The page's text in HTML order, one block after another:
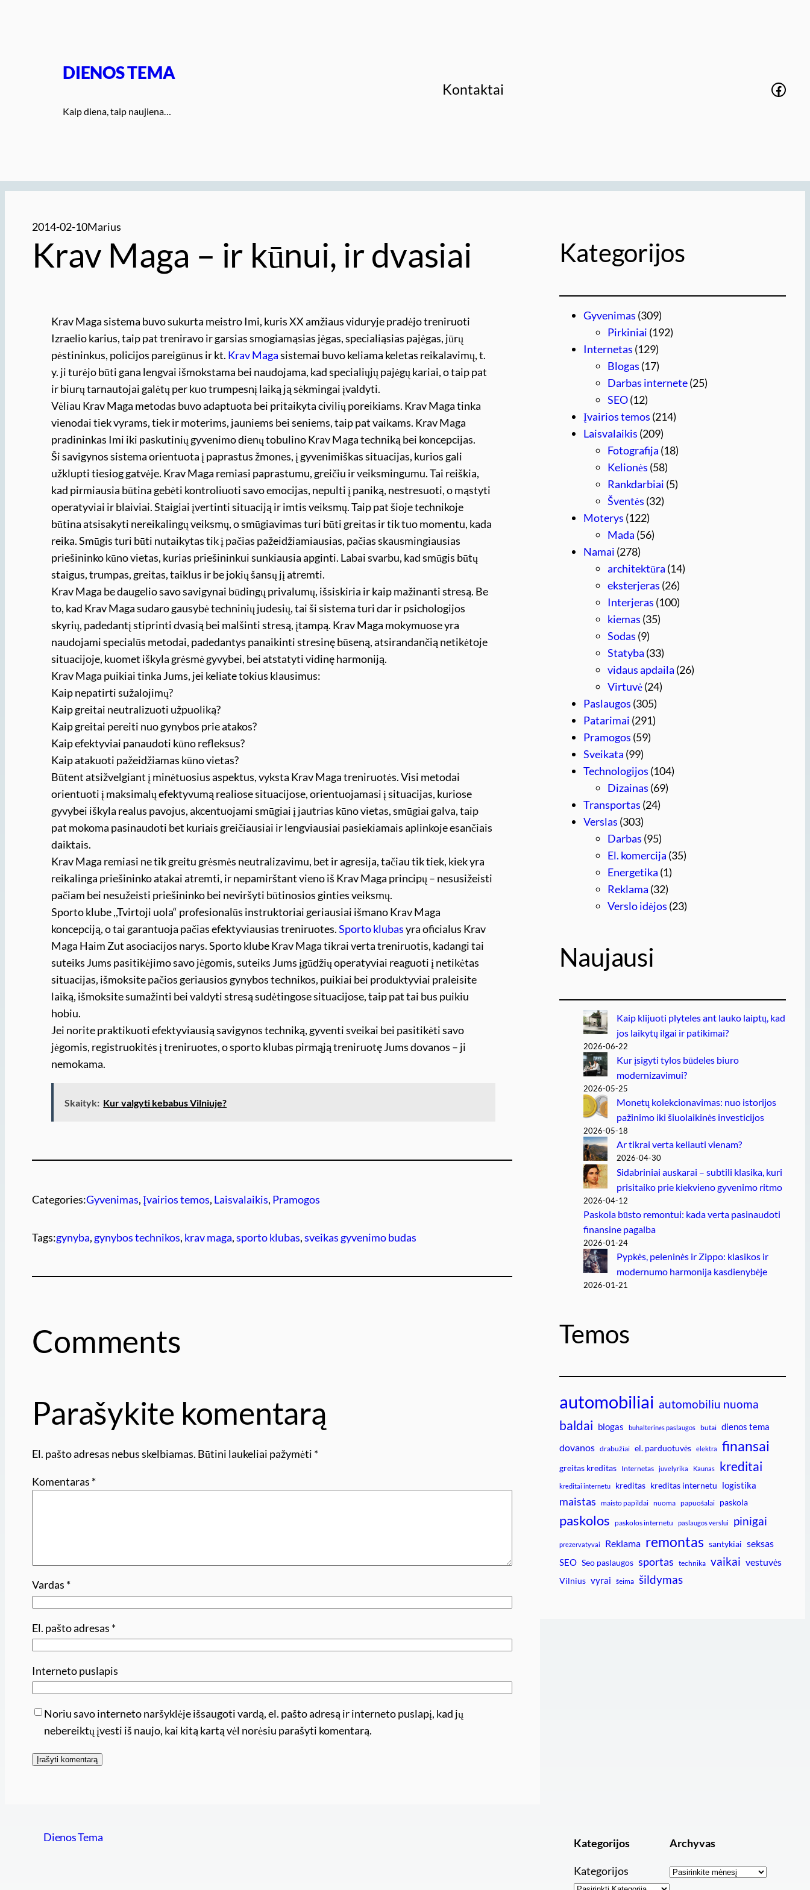
DIENOS TEMA
Kaip diena, taip naujiena…
Kontaktai
2014-02-10Marius
Krav Maga – ir kūnui, ir dvasiai
Krav Maga sistema buvo sukurta meistro Imi, kuris XX amžiaus viduryje pradėjo treniruoti
Izraelio karius, taip pat treniravo ir garsias smogiamąsias jėgas, specialiąsias pajėgas, jūrų
pėstininkus, policijos pareigūnus ir kt. Krav Magasistemai buvo keliama keletas reikalavimų, t.
y. ji turėjo būti gana lengvai išmokstama bei naudojama, kad specialiųjų pajėgų kariai, o taip pat
ir biurų tarnautojai galėtų per kuo trumpesnį laiką ją sėkmingai įvaldyti.
Vėliau Krav Maga metodas buvo adaptuota bei pritaikyta civilių poreikiams. Krav Maga tinka
vienodai tiek vyrams, tiek ir moterims, jauniems bei seniems, taip pat vaikams. Krav Maga
pradininkas Imi iki paskutinių gyvenimo dienų tobulino Krav Maga techniką bei koncepcijas.
Ši savigynos sistema orientuota į paprastus žmones, į gyvenimiškas situacijas, kurios gali
užklupti tiesiog gatvėje. Krav Maga remiasi paprastumu, greičiu ir veiksmingumu. Tai reiškia,
kad pirmiausia būtina gebėti kontroliuoti savo emocijas, nepulti į paniką, nestresuoti, o mąstyti
operatyviai ir blaiviai. Staigiai įvertinti situaciją ir imtis veiksmų. Taip pat šioje technikoje
būtina atsisakyti nereikalingų veiksmų, o smūgiavimas turi būti greitas ir tik tuo momentu, kada
reika. Smūgis turi būti nutaikytas tik į pačias pažeidžiamiausias, pačias skausmingiausias
priešininko kūno vietas, kurias priešininkui sunkiausia apginti. Labai svarbu, kad smūgis būtų
staigus, trumpas, greitas, taiklus ir be jokių šansų jį atremti.
Krav Maga be daugelio savo savigynai būdingų privalumų, išsiskiria ir kaip mažinanti stresą. Be
to, kad Krav Maga sudaro gausybė techninių judesių, tai ši sistema turi dar ir psichologijos
skyrių, padedantį stiprinti dvasią bei malšinti stresą, įtampą. Krav Maga mokymuose yra
naudojami specialūs metodai, padedantys panaikinti stresinę būseną, atsirandančią netikėtoje
situacijoje, kuomet iškyla grėsmė gyvybei, bei atstatyti vidinę harmoniją.
Krav Maga puikiai tinka Jums, jei keliate tokius klausimus:
Kaip nepatirti sužalojimų?
Kaip greitai neutralizuoti užpuoliką?
Kaip greitai pereiti nuo gynybos prie atakos?
Kaip efektyviai panaudoti kūno refleksus?
Kaip atakuoti pažeidžiamas kūno vietas?
Būtent atsižvelgiant į minėtuosius aspektus, vyksta Krav Maga treniruotės. Visi metodai
orientuoti į maksimalų efektyvumą realiose situacijose, orientuojamasi į situacijas, kuriose
gyvybei iškyla realus pavojus, akcentuojami smūgiai į jautrias kūno vietas, smūgiai galva, taip
pat mokoma pasinaudoti bet kuriais greičiausiai ir lengviausiai pasiekiamais aplinkoje esančiais
daiktais.
Krav Maga remiasi ne tik greitu grėsmės neutralizavimu, bet ir agresija, tačiau tik tiek, kiek yra
reikalinga priešininko atakai atremti, ir nepamirštant vieno iš Krav Maga principų – nesusižeisti
pačiam bei nesužeisti priešininko bei neviršyti būtinosios ginties veiksmų.
Sporto klube ,,Tvirtoji uola“ profesionalūs instruktoriai geriausiai išmano Krav Maga
koncepciją, o tai garantuoja pačias efektyviausias treniruotes.Sporto klubasyra oficialus Krav
Maga Haim Zut asociacijos narys. Sporto klube Krav Maga tikrai verta treniruotis, kadangi tai
suteiks Jums pasitikėjimo savo jėgomis, suteiks Jums įgūdžių operatyviai reaguoti į netikėtas
situacijas, išmoksite pačios geriausios gynybos technikos, puikiai bei produktyviai praleisite
laiką, išmoksite sumažinti bei valdyti stresą sudėtingose situacijose, taip pat tai bus puikiu
hobiu.
Jei norite praktikuoti efektyviausią savigynos techniką, gyventi sveikai bei pasitikėti savo
jėgomis, registruokitės į treniruotes, o sporto klubas pirmąją treniruotę Jums dovanos – ji
nemokama.
Skaityk: Kur valgyti kebabus Vilniuje?
Categories:Gyvenimas, Įvairios temos, Laisvalaikis, Pramogos
Tags:gynyba, gynybos technikos, krav maga, sporto klubas, sveikas gyvenimo budas
Comments
Parašykite komentarą
El. pašto adresas nebus skelbiamas. Būtini laukeliai pažymėti *
Komentaras *
Vardas *
El. pašto adresas *
Interneto puslapis
Noriu savo interneto naršyklėje išsaugoti vardą, el. pašto adresą ir interneto puslapį, kad jų
nebereiktų įvesti iš naujo, kai kitą kartą vėl norėsiu parašyti komentarą.
Kategorijos
Gyvenimas (309)
Pirkiniai (192)
Internetas (129)
Blogas (17)
Darbas internete(25)
SEO(12)
Įvairios temos (214)
Laisvalaikis (209)
Fotografija (18)
Kelionės (58)
Rankdarbiai (5)
Šventės (32)
Moterys (122)
Mada (56)
Namai (278)
architektūra (14)
eksterjeras (26)
Interjeras (100)
kiemas (35)
Sodas (9)
Statyba (33)
vidaus apdaila (26)
Virtuvė(24)
Paslaugos (305)
Patarimai (291)
Pramogos (59)
Sveikata (99)
Technologijos (104)
Dizainas (69)
Transportas (24)
Verslas (303)
Darbas (95)
El. komercija (35)
Energetika (1)
Reklama (32)
Verslo idėjos (23)
Naujausi
Kaip klijuoti plyteles ant lauko laiptų, kad
jos laikytų ilgai ir patikimai?
2026-06-22
Kur įsigyti tylos būdeles biuro
modernizavimui?
2026-05-25
Monetų kolekcionavimas: nuo istorijos
pažinimo iki šiuolaikinės investicijos
2026-05-18
Ar tikrai verta keliauti vienam?
2026-04-30
Sidabriniai auskarai – subtili klasika, kuri
prisitaiko prie kiekvieno gyvenimo ritmo
2026-04-12
Paskola būsto remontui: kada verta pasinaudoti
finansine pagalba
2026-01-24
Pypkės, peleninės ir Zippo: klasikos ir
modernumo harmonija kasdienybėje
2026-01-21
Temos
automobiliai automobiliu nuoma
baldai blogas buhalterinės paslaugos butai dienos tema
dovanos drabužiai el. parduotuvės elektra finansai
greitas kreditas Internetas juvelyrika Kaunas kreditai
kreditai internetu kreditas kreditas internetu logistika
maistas maisto papildai nuoma papuošalai paskola
paskolos paskolos internetu paslaugos verslui pinigai
prezervatyvai Reklama remontas santykiai seksas
SEO Seo paslaugos sportas technika vaikai vestuvės
Vilnius vyrai šeima šildymas
Dienos Tema Kategorijos
Kategorijos
Archyvas
Archyvai